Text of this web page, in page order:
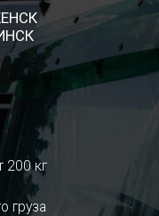
200 кг
груза